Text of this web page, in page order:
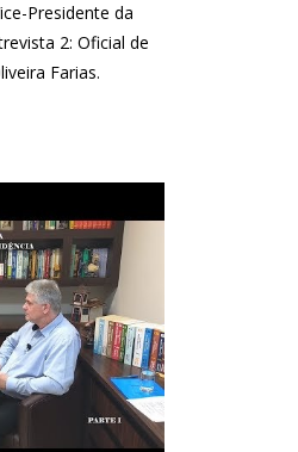
Presidente da
2: Oficial de
Farias.